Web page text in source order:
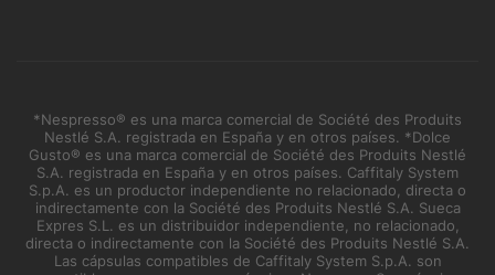
*Nespresso® es una marca comercial de Société des Produits
Nestlé S.A. registrada en España y en otros países. *Dolce
Gusto® es una marca comercial de Société des Produits Nestlé
S.A. registrada en España y en otros países. Caffitaly System
S.p.A. es un productor independiente no relacionado, directa o
indirectamente con la Société des Produits Nestlé S.A. Sueca
Expres S.L. es un distribuidor independiente, no relacionado,
directa o indirectamente con la Société des Produits Nestlé S.A.
Las cápsulas compatibles de Caffitaly System S.p.A. son